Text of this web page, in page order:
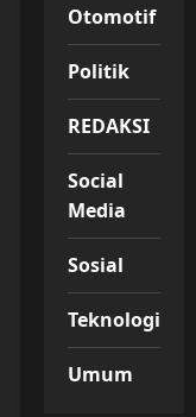
Otomotif
Politik
REDAKSI
Social
Media
Sosial
Teknologi
Umum